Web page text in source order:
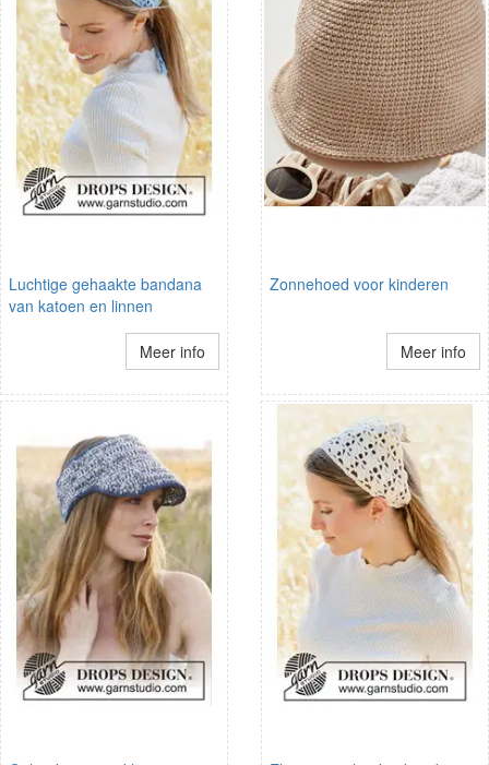
Luchtige gehaakte bandana
van katoen en linnen
Meer info
Zonnehoed voor kinderen
Meer info